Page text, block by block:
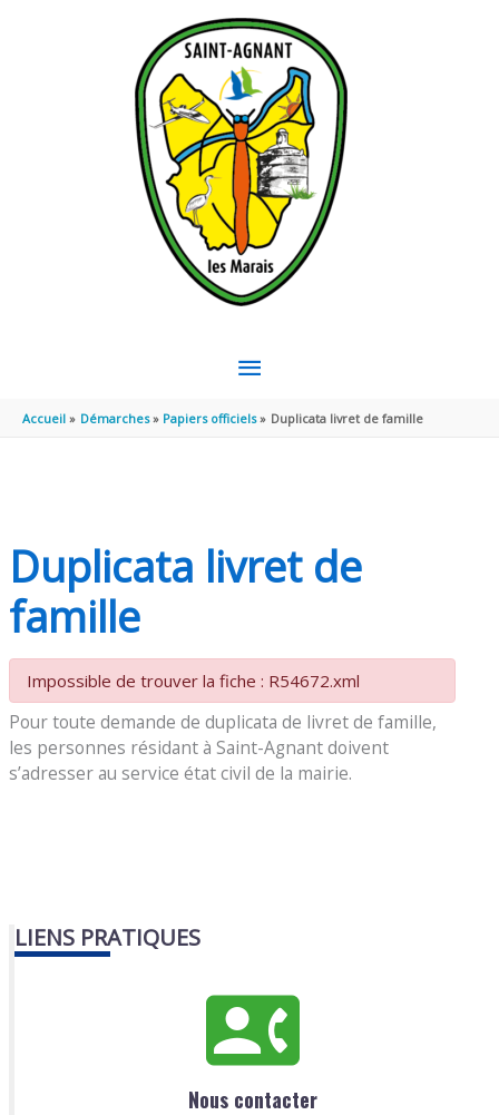
MENU
PRINCIPAL
Accueil Démarches Papiers officiels Duplicata livret de famille
Duplicata livret de
famille
Impossible de trouver la fiche : R54672.xml
Pour toute demande de duplicata de livret de famille,
les personnes résidant à Saint-Agnant doivent
s’adresser au service état civil de la mairie.
LIENS PRATIQUES
Nous contacter